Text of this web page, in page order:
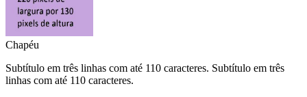
Chapéu
Subtítulo em três linhas com até 110 caracteres. Subtítulo em três
linhas com até 110 caracteres.